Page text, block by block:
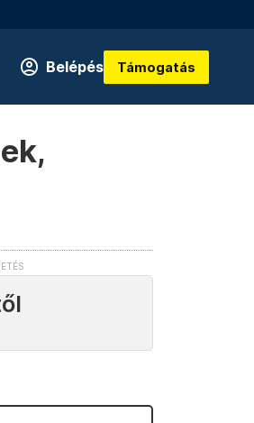
Belépés Támogatás